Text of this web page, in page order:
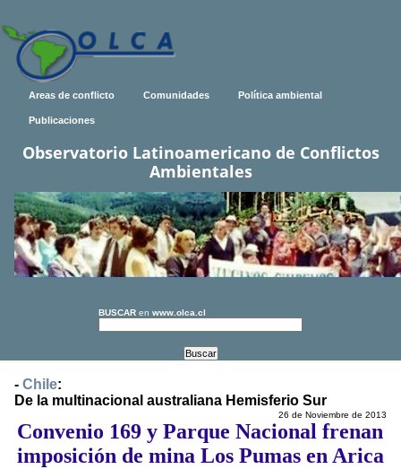
Areas de conflicto Comunidades Política ambiental
Publicaciones
Observatorio Latinoamericano de Conflictos
Ambientales
BUSCAR en www.olca.cl
- Chile:
De la multinacional australiana Hemisferio Sur
26 de Noviembre de 2013
Convenio 169 y Parque Nacional frenan
imposición de mina Los Pumas en Arica